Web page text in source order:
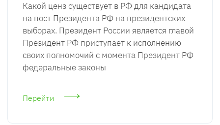
Какой ценз существует в РФ для кандидата
на пост Президента РФ на президентских
выборах. Президент России является главой
Президент РФ приступает к исполнению
своих полномочий с момента Президент РФ
федеральные законы
Перейти